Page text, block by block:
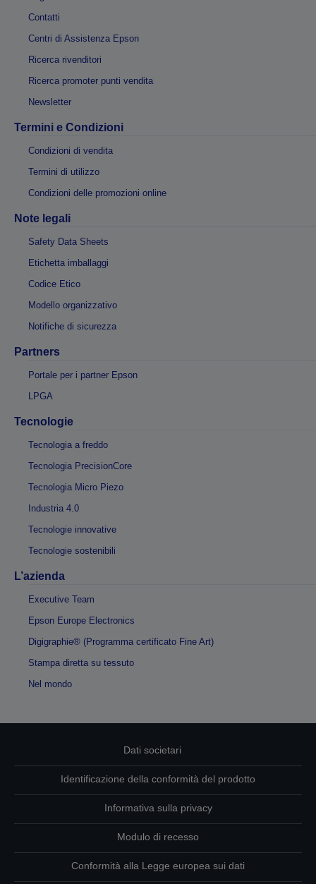
Contatti
Centri di Assistenza Epson
Ricerca rivenditori
Ricerca promoter punti vendita
Newsletter
Termini e Condizioni
Condizioni di vendita
Termini di utilizzo
Condizioni delle promozioni online
Note legali
Safety Data Sheets
Etichetta imballaggi
Codice Etico
Modello organizzativo
Notifiche di sicurezza
Partners
Portale per i partner Epson
LPGA
Tecnologie
Tecnologia a freddo
Tecnologia PrecisionCore
Tecnologia Micro Piezo
Industria 4.0
Tecnologie innovative
Tecnologie sostenibili
L’azienda
Executive Team
Epson Europe Electronics
Digigraphie® (Programma certificato Fine Art)
Stampa diretta su tessuto
Nel mondo
Dati societari
Identificazione della conformità del prodotto
Informativa sulla privacy
Modulo di recesso
Conformità alla Legge europea sui dati